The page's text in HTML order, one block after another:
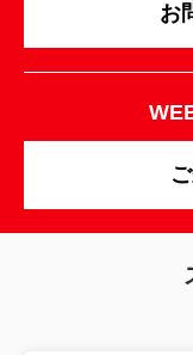
お